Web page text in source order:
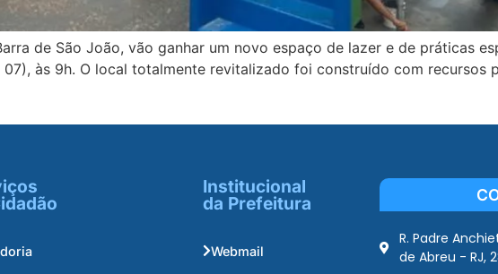
de São João, vão ganhar um novo espaço de lazer e de práticas
às 9h. O local totalmente revitalizado foi construído com recursos
Institucional
da Prefeitura
Webmail
R. Padre
de Abreu - RJ,